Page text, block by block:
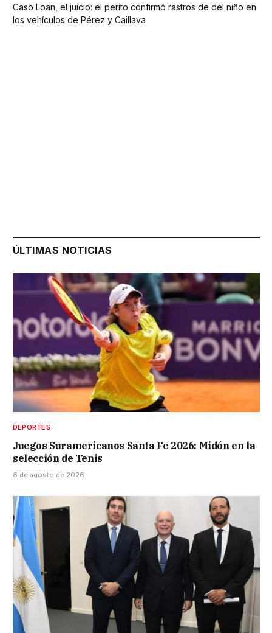
Caso Loan, el juicio: el perito confirmó rastros de del niño en
los vehículos de Pérez y Caillava
ÚLTIMAS NOTICIAS
DEPORTES
Juegos Suramericanos Santa Fe 2026: Midón en la
selección de Tenis
6 de agosto de 2026